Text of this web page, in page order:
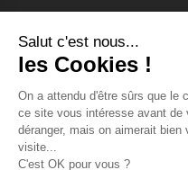
Pour être toujours au
notre newsletter
J'accepte les